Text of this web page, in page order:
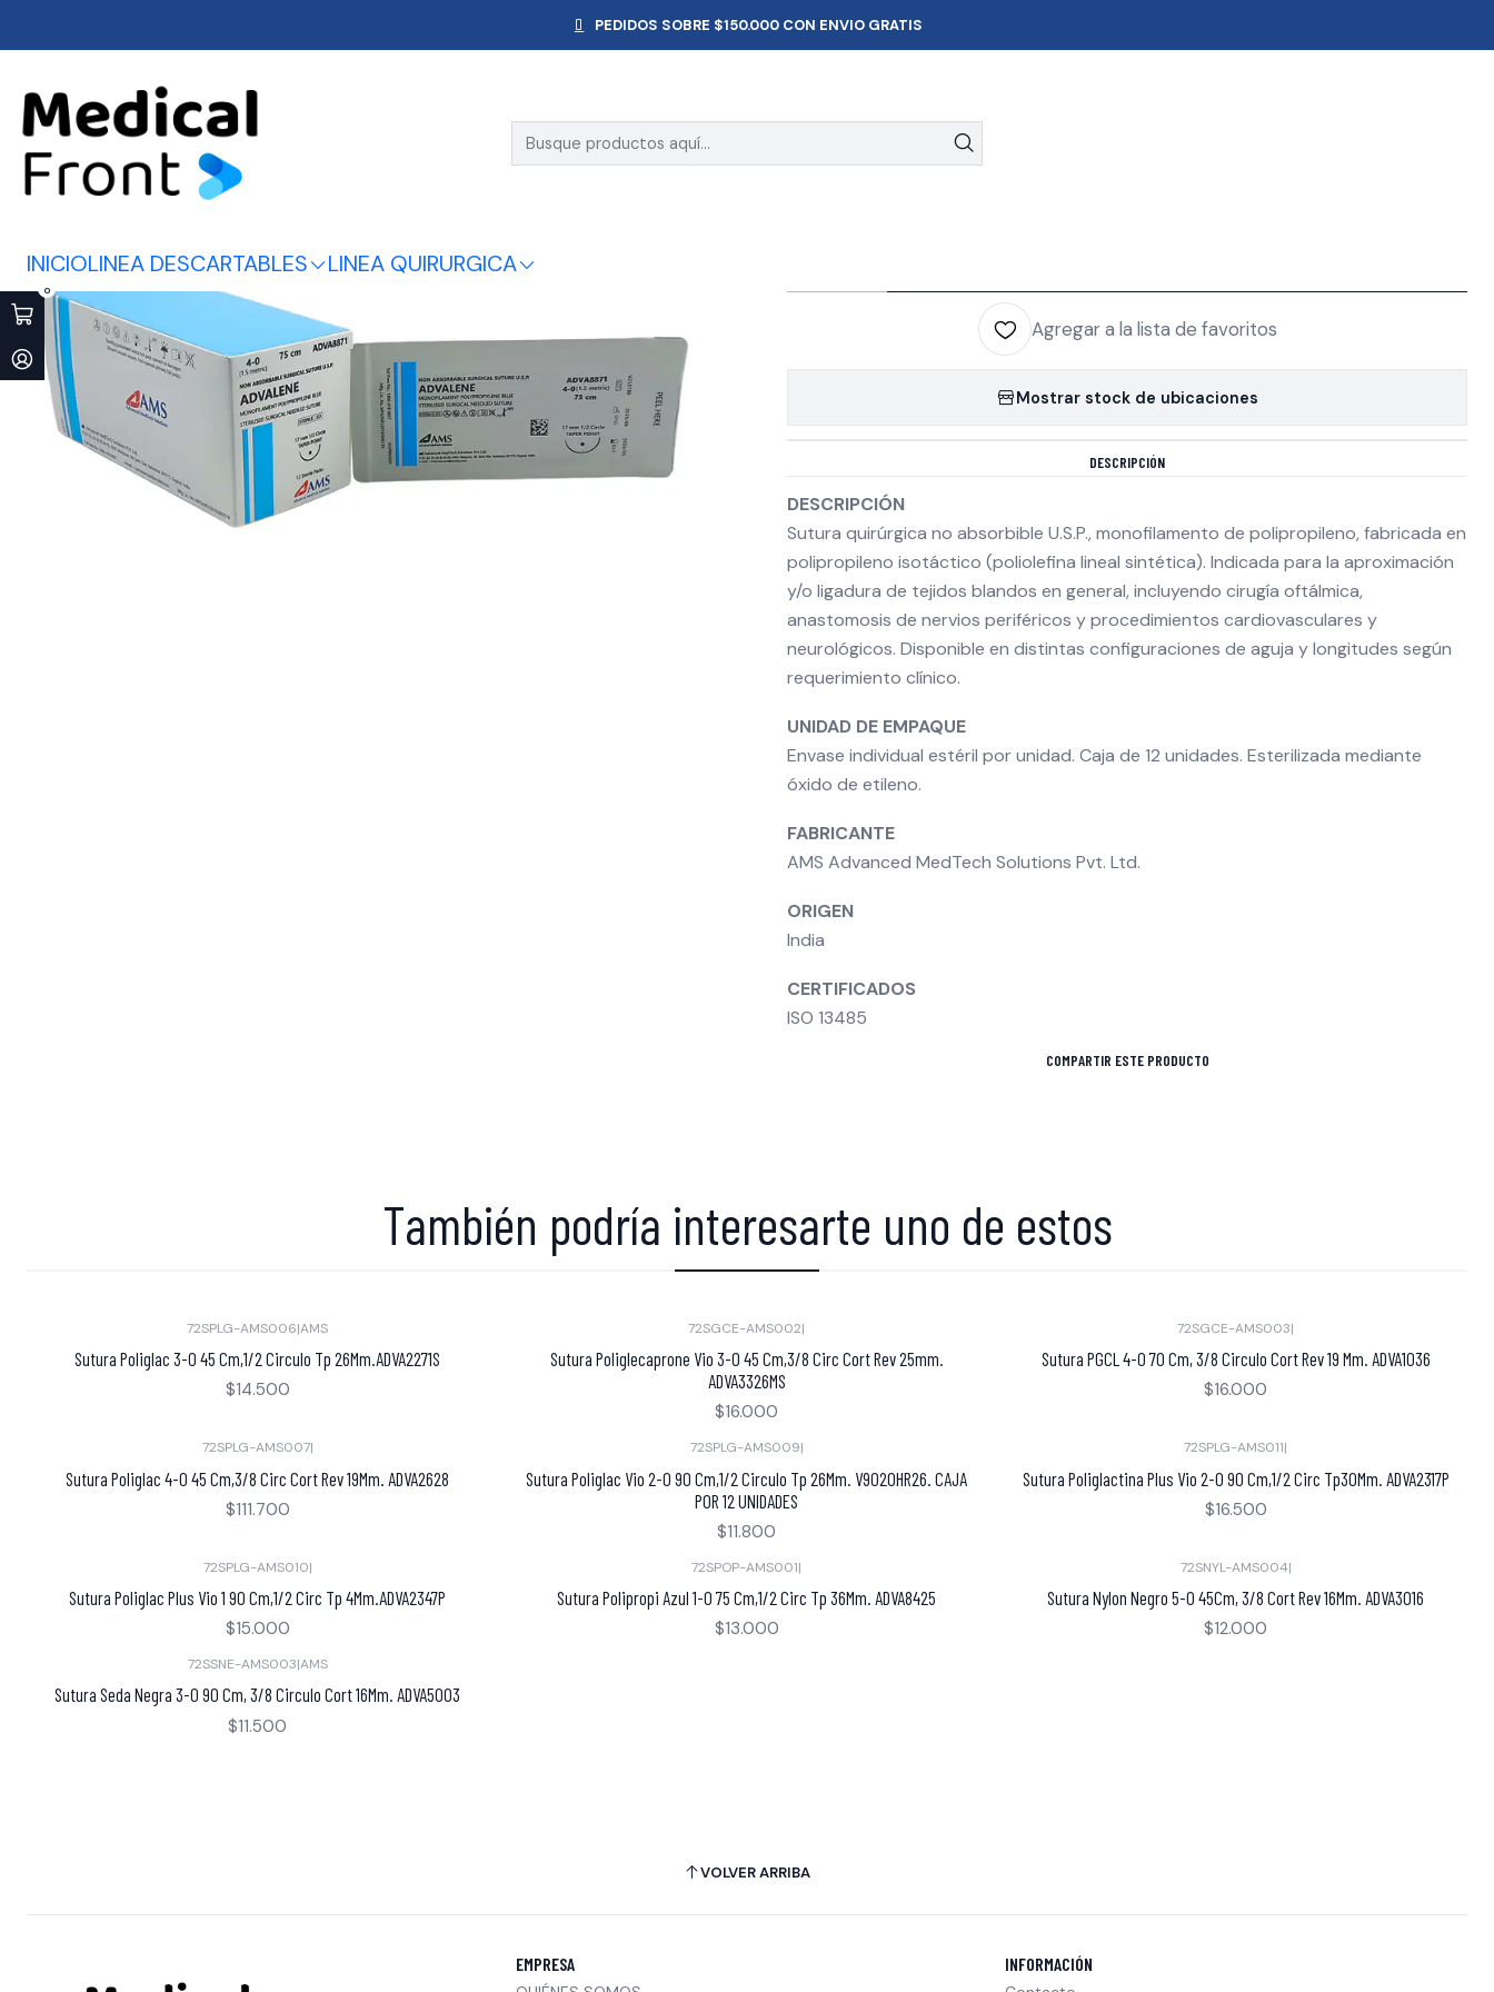
INICIOLINEA DESCARTABLES LINEA QUIRURGICA
0
PEDIDOS SOBRE $150.000 CON ENVIO GRATIS
Suturas Sutura Polipropi Azul 4-0 75 Cm,1/2 Circulo Tp 17Mm. ADVA8871
Sutura Polipropi Azul 4-0 75 Cm,1/2
Agregar a la lista de favoritos
Mostrar stock de ubicaciones
DESCRIPCIÓN
DESCRIPCIÓN
Sutura quirúrgica no absorbible U.S.P., monofilamento de polipropileno, fabricada en
polipropileno isotáctico (poliolefina lineal sintética). Indicada para la aproximación
y/o ligadura de tejidos blandos en general, incluyendo cirugía oftálmica,
anastomosis de nervios periféricos y procedimientos cardiovasculares y
neurológicos. Disponible en distintas configuraciones de aguja y longitudes según
requerimiento clínico.
UNIDAD DE EMPAQUE
Envase individual estéril por unidad. Caja de 12 unidades. Esterilizada mediante
óxido de etileno.
FABRICANTE
AMS Advanced MedTech Solutions Pvt. Ltd.
ORIGEN
India
CERTIFICADOS
ISO 13485
COMPARTIR ESTE PRODUCTO
También podría interesarte uno de estos
72SPLG-AMS006|AMS
Sutura Poliglac 3-0 45 Cm,1/2 Circulo Tp 26Mm.ADVA2271S
$14.500
72SGCE-AMS002|
Sutura Poliglecaprone Vio 3-0 45 Cm,3/8 Circ Cort Rev 25mm.
ADVA3326MS
$16.000
72SGCE-AMS003|
Sutura PGCL 4-0 70 Cm, 3/8 Circulo Cort Rev 19 Mm. ADVA1036
$16.000
72SPLG-AMS007|
Sutura Poliglac 4-0 45 Cm,3/8 Circ Cort Rev 19Mm. ADVA2628
$111.700
72SPLG-AMS009|
Sutura Poliglac Vio 2-0 90 Cm,1/2 Circulo Tp 26Mm. V9020HR26. CAJA
POR 12 UNIDADES
$11.800
72SPLG-AMS011|
Sutura Poliglactina Plus Vio 2-0 90 Cm,1/2 Circ Tp30Mm. ADVA2317P
$16.500
72SPLG-AMS010|
Sutura Poliglac Plus Vio 1 90 Cm,1/2 Circ Tp 4Mm.ADVA2347P
$15.000
72SPOP-AMS001|
Sutura Polipropi Azul 1-0 75 Cm,1/2 Circ Tp 36Mm. ADVA8425
$13.000
72SNYL-AMS004|
Sutura Nylon Negro 5-0 45Cm, 3/8 Cort Rev 16Mm. ADVA3016
$12.000
72SSNE-AMS003|AMS
Sutura Seda Negra 3-0 90 Cm, 3/8 Circulo Cort 16Mm. ADVA5003
$11.500
VOLVER ARRIBA
EMPRESA INFORMACIÓN